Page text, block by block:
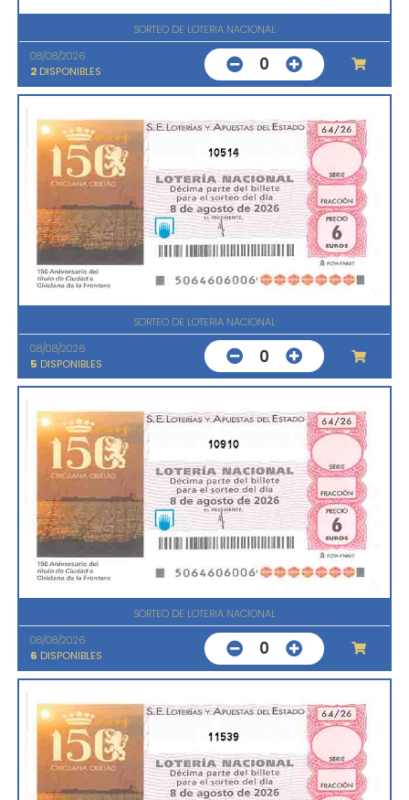
SORTEO DE LOTERIA NACIONAL
08/08/2026
2 DISPONIBLES 0
10514
SORTEO DE LOTERIA NACIONAL
08/08/2026
5 DISPONIBLES 0
10910
SORTEO DE LOTERIA NACIONAL
08/08/2026
6 DISPONIBLES 0
11539